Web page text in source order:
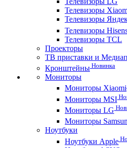
Телевизоры
Телевизоры
Телевизоры
Телевизоры TCL
Проекторы
ТВ приставки и
Кронштейны Новинка
Мониторы
Мониторы Xiaomi
Мониторы MSI
Мониторы LG
Мониторы
Ноутбуки
Ноутбуки Apple